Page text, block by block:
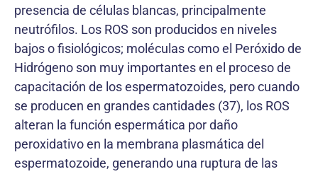
presencia de células blancas, principalmente
neutrófilos. Los ROS son producidos en niveles
bajos o fisiológicos; moléculas como el Peróxido de
Hidrógeno son muy importantes en el proceso de
capacitación de los espermatozoides, pero cuando
se producen en grandes cantidades (37), los ROS
alteran la función espermática por daño
peroxidativo en la membrana plasmática del
espermatozoide, generando una ruptura de las